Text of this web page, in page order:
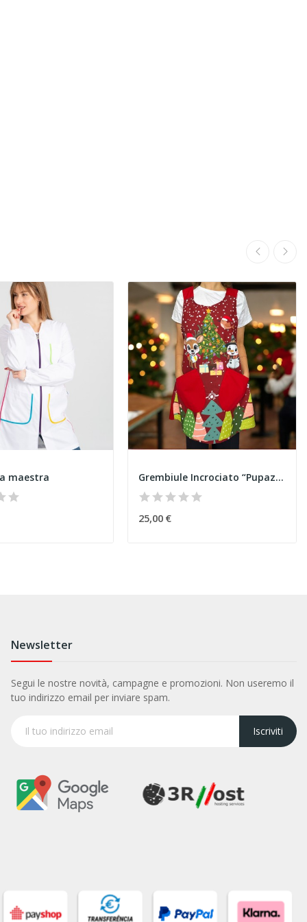
maestra Grembiule Incrociato “Pupazzo di Neve” Natale
25,00 €
Newsletter
Segui le nostre novità, campagne e promozioni. Non useremo il
tuo indirizzo email per inviare spam.
Iscriviti